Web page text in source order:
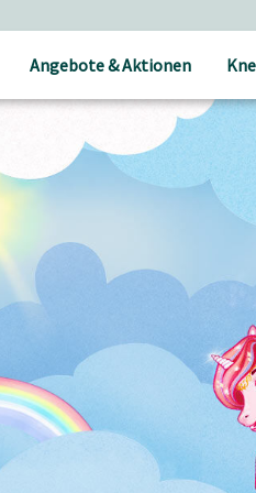
Angebote & Aktionen